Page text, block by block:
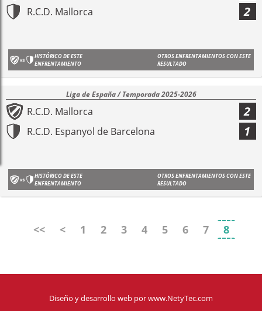
R.C.D. Mallorca 2
HISTÓRICO DE ESTE
ENFRENTAMIENTO
OTROS ENFRENTAMIENTOS CON ESTE
RESULTADO
Liga de España / Temporada 2025-2026
R.C.D. Mallorca 2
R.C.D. Espanyol de Barcelona 1
HISTÓRICO DE ESTE
ENFRENTAMIENTO
OTROS ENFRENTAMIENTOS CON ESTE
RESULTADO
<< < 1 2 3 4 5 6 7 8
Diseño y desarrollo web porwww.NetyTec.com